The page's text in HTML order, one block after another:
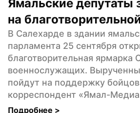
Ямальские депутаты
на
В Салехарде в здании
парламента 25 сентября
благотворительная ярмарка
военнослужащих.
пойдут на поддержку
корреспондент «Ямал-
Подробнее >